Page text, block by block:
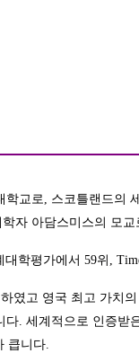
학교로 스코틀랜드의
학자 아담스미스의 모
대학평가에서 59위 ,
였고 영국 최고 가치
다 세계적으로 인증받
큽니다